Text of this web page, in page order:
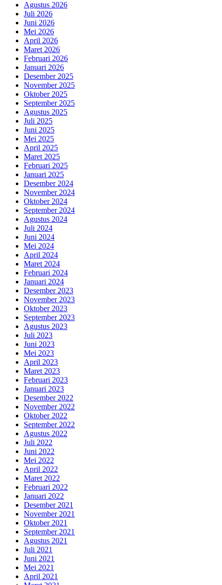
Agustus 2026
Juli 2026
Juni 2026
Mei 2026
April 2026
Maret 2026
Februari 2026
Januari 2026
Desember 2025
November 2025
Oktober 2025
September 2025
Agustus 2025
Juli 2025
Juni 2025
Mei 2025
April 2025
Maret 2025
Februari 2025
Januari 2025
Desember 2024
November 2024
Oktober 2024
September 2024
Agustus 2024
Juli 2024
Juni 2024
Mei 2024
April 2024
Maret 2024
Februari 2024
Januari 2024
Desember 2023
November 2023
Oktober 2023
September 2023
Agustus 2023
Juli 2023
Juni 2023
Mei 2023
April 2023
Maret 2023
Februari 2023
Januari 2023
Desember 2022
November 2022
Oktober 2022
September 2022
Agustus 2022
Juli 2022
Juni 2022
Mei 2022
April 2022
Maret 2022
Februari 2022
Januari 2022
Desember 2021
November 2021
Oktober 2021
September 2021
Agustus 2021
Juli 2021
Juni 2021
Mei 2021
April 2021